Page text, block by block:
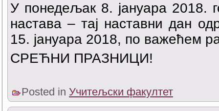
У понедељак 8. јануара 2018.
настава – тај наставни дан
15. јануара 2018, по важећем
СРЕЋНИ ПРАЗНИЦИ!
Posted in Учитељски факултет